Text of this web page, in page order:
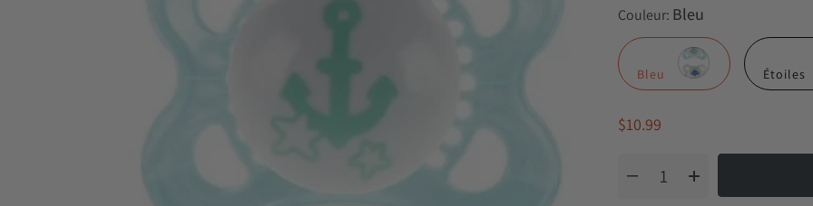
Couleur: Bleu
Bleu Étoiles
$10.99